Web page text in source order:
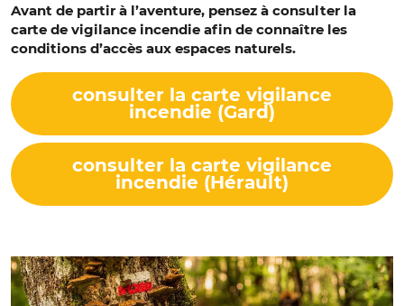
Avant de partir à l’aventure, pensez à consulter la
carte de vigilance incendie afin de connaître les
conditions d’accès aux espaces naturels.
consulter la carte vigilance
incendie (Gard)
consulter la carte vigilance
incendie (Hérault)